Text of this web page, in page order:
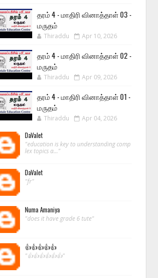
தரம் 4 - மாதிரி வினாத்தாள் 03 -
மருதம்
Thiraddu Apr 10, 2026
தரம் 4 - மாதிரி வினாத்தாள் 02 -
மருதம்
Thiraddu Apr 09, 2026
தரம் 4 - மாதிரி வினாத்தாள் 01 -
மருதம்
Thiraddu Apr 04, 2026
DaValet
"education is key to understanding comp
lex topics a..."
DaValet
"fr"
Numa Amaniya
"does it have grade 6 tute"
👍👍👍👍👍
"👍👍👍👍👍👍"